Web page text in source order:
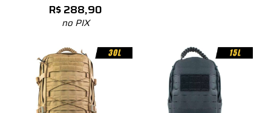
R$288,90
no PIX